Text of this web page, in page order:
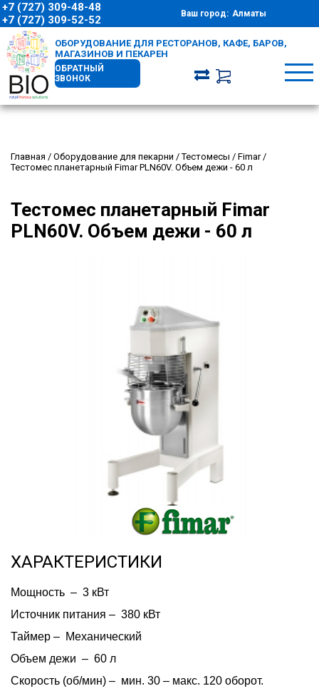
+7 (727) 309-48-48
+7 (727) 309-52-52
Ваш город: Алматы
ОБОРУДОВАНИЕ ДЛЯ РЕСТОРАНОВ, КАФЕ, БАРОВ,
МАГАЗИНОВ И ПЕКАРЕН
ОБРАТНЫЙ
ЗВОНОК
Главная / Оборудование для пекарни /Тестомесы / Fimar /
Тестомес планетарный Fimar PLN60V. Объем дежи - 60 л
Тестомес планетарный Fimar
PLN60V. Объем дежи - 60 л
ХАРАКТЕРИСТИКИ
Мощность  –  3 кВт
Источник питания –  380 кВт
Таймер –  Механический
Объем дежи  –  60 л
Скорость (об/мин) –  мин. 30 – макс. 120 оборот.